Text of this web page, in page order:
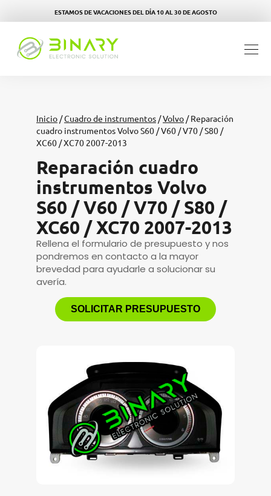
ESTAMOS DE VACACIONES DEL DÍA 10 AL 30 DE AGOSTO
Inicio /Cuadro de instrumentos /Volvo / Reparación
cuadro instrumentos Volvo S60 / V60 / V70 / S80 /
XC60 / XC70 2007-2013
Reparación cuadro
instrumentos Volvo
S60 / V60 / V70 / S80 /
XC60 / XC70 2007-2013
Rellena el formulario de presupuesto y nos
pondremos en contacto a la mayor
brevedad para ayudarle a solucionar su
avería.
SOLICITAR PRESUPUESTO